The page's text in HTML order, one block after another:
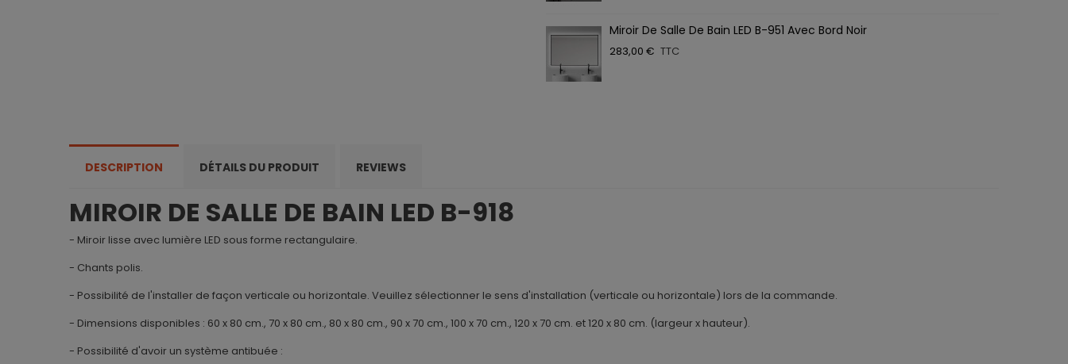
Miroir De Salle De Bain LED B-951 Avec Bord Noir
283,00 € TTC
DESCRIPTION DÉTAILS DU PRODUIT REVIEWS
MIROIR DE SALLE DE BAIN LED B-918
- Miroir lisse avec lumière LED sous forme rectangulaire.
- Chants polis.
- Possibilité de l'installer de façon verticale ou horizontale. Veuillez sélectionner le sens d'installation (verticale ou horizontale) lors de la commande.
- Dimensions disponibles : 60 x 80 cm., 70 x 80 cm., 80 x 80 cm., 90 x 70 cm., 100 x 70 cm., 120 x 70 cm. et 120 x 80 cm. (largeur x hauteur).
- Possibilité d'avoir un système antibuée :